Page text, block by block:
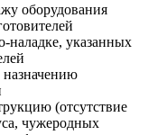
оборудования
наладке, указанных
назначению
(отсутствие
чужеродных